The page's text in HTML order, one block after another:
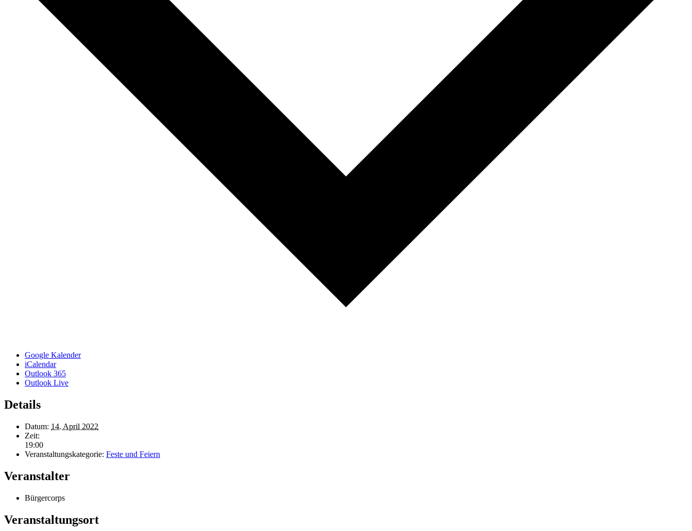
Google Kalender
iCalendar
Outlook 365
Outlook Live
Details
Datum: 14. April 2022
Zeit:
19:00
Veranstaltungskategorie: Feste und Feiern
Veranstalter
Bürgercorps
Veranstaltungsort